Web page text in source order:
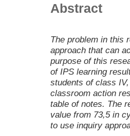
Abstract
The problem in this
approach that can
purpose of this
of IPS learning
students of class
classroom action
table of notes. The
value from 73,5 in
to use inquiry